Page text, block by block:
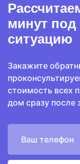
минут
ситуацию
Закажите
стоимость всех
дом сразу после